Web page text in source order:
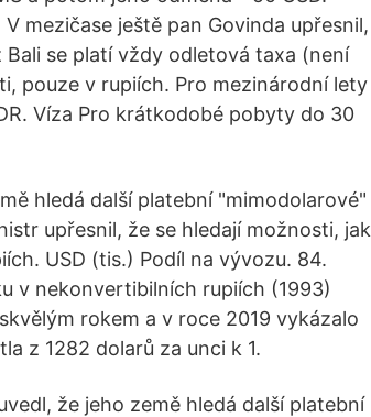
mezičase ještě pan Govinda upřesnil,
se platí vždy odletová taxa (není
pouze v rupiích. Pro mezinárodní lety
Víza Pro krátkodobé pobyty do 30
hledá další platební "mimodolarové"
upřesnil, že se hledají možnosti, jak
USD (tis.) Podíl na vývozu. 84.
v nekonvertibilních rupiích (1993)
rokem a v roce 2019 vykázalo
z 1282 dolarů za unci k 1.
že jeho země hledá další platební